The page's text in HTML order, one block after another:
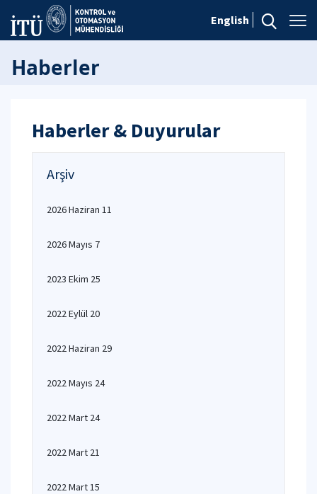
English
Haberler
Haberler & Duyurular
Arşiv
2026 Haziran 11
2026 Mayıs 7
2023 Ekim 25
2022 Eylül 20
2022 Haziran 29
2022 Mayıs 24
2022 Mart 24
2022 Mart 21
2022 Mart 15